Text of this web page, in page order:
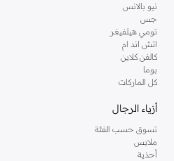
نيو بالانس
جس
تومي هيلفيغر
اتش اند ام
كالفن كلاين
بوما
كل الماركات
أزياء الرجال
تسوق حسب الفئة
ملابس
أحذية